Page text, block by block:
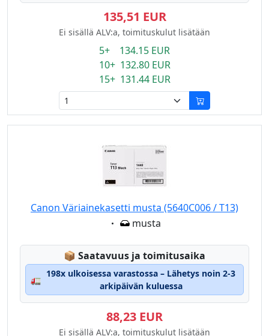
135,51 EUR
Ei sisällä ALV:a, toimituskulut lisätään
5+ 134.15 EUR
10+ 132.80 EUR
15+ 131.44 EUR
Canon Väriainekasetti musta (5640C006 / T13)
Eigenschaft:
musta
📦 Lagerstatus:
Saatavuus ja toimitusaika
🚛
198x ulkoisessa varastossa – Lähetys noin 2-3
arkipäivän kuluessa
88,23 EUR
Ei sisällä ALV:a, toimituskulut lisätään